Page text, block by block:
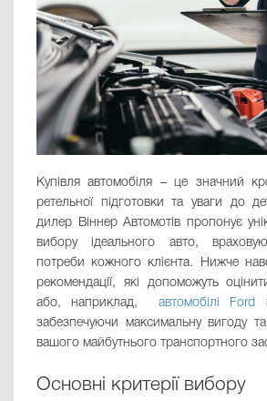
Купівля автомобіля – це значний
ретельної підготовки та уваги до
дилер Віннер Автомотів пропонує
вибору ідеального авто,
потреби кожного клієнта. Нижче
рекомендації, які допоможуть
або, наприклад, автомобілі Ford
забезпечуючи максимальну вигоду
вашого майбутнього транспортного
Основні критерії вибору